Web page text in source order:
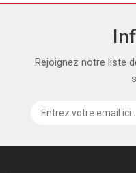
Rejoignez notre liste